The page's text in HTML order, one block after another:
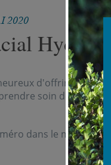
2020
d'offrir à ses
soin de vous
dans le monde